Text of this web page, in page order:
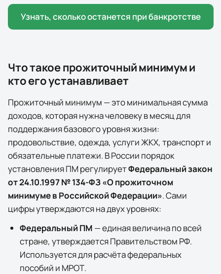
Узнать, сколько останется при банкротстве
Что такое прожиточный минимум и
кто его устанавливает
Прожиточный минимум — это минимальная сумма
доходов, которая нужна человеку в месяц для
поддержания базового уровня жизни:
продовольствие, одежда, услуги ЖКХ, транспорт и
обязательные платежи. В России порядок
установления ПМ регулируетФедеральный закон
от 24.10.1997 № 134-ФЗ «О прожиточном
минимуме в Российской Федерации». Сами
цифры утверждаются на двух уровнях:
Федеральный ПМ — единая величина по всей
стране, утверждается Правительством РФ.
Используется для расчёта федеральных
пособий и МРОТ.